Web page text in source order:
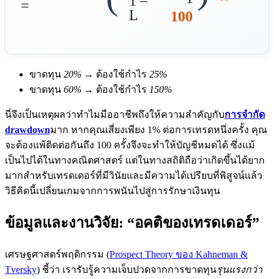
=
L
100
ขาดทุน 20% → ต้องใช้กำไร 25%
ขาดทุน 60% → ต้องใช้กำไร 150%
นี่จึงเป็นเหตุผลว่าทำไมมืออาชีพถึงให้ความสำคัญกับการจำกัด
drawdownมาก หากคุณเสี่ยงเพียง 1% ต่อการเทรดหนึ่งครั้ง คุณ
จะต้องแพ้ติดต่อกันถึง 100 ครั้งจึงจะทำให้บัญชีหมดได้ ซึ่งแม้
เป็นไปได้ในทางคณิตศาสตร์ แต่ในทางสถิติถือว่าเกิดขึ้นได้ยาก
มากสำหรับเทรดเดอร์ที่มีวินัยและมีความได้เปรียบที่พิสูจน์แล้ว
วิธีคิดนี้เปลี่ยนเกมจากการพนันไปสู่การรักษาเงินทุน
ข้อมูลและงานวิจัย: “อคติของเทรดเดอร์”
เศรษฐศาสตร์พฤติกรรม (Prospect Theory ของ Kahneman &
Tversky) ชี้ว่า เรารับรู้ความเจ็บปวดจากการขาดทุนรุนแรงกว่า